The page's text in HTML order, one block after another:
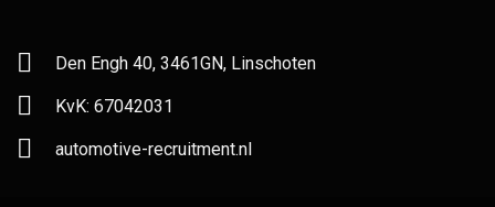
Den Engh 40, 3461GN, Linschoten
KvK: 67042031
automotive-recruitment.nl